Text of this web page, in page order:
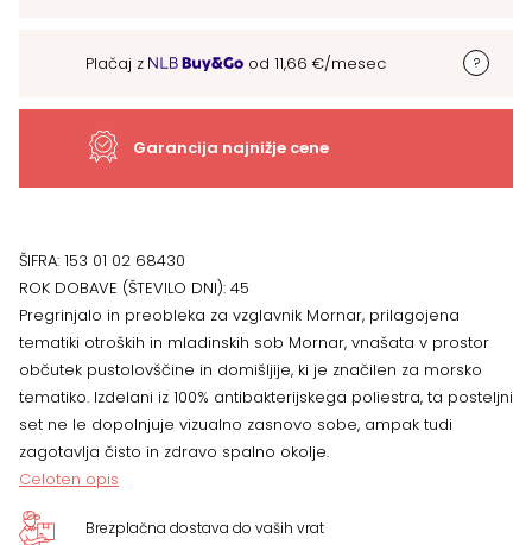
Plačaj z od 11,66 €/mesec
Garancija najnižje cene
ŠIFRA: 153 01 02 68430
ROK DOBAVE (ŠTEVILO DNI): 45
Pregrinjalo in preobleka za vzglavnik Mornar, prilagojena
tematiki otroških in mladinskih sob Mornar, vnašata v prostor
občutek pustolovščine in domišljije, ki je značilen za morsko
tematiko. Izdelani iz 100% antibakterijskega poliestra, ta posteljni
set ne le dopolnjuje vizualno zasnovo sobe, ampak tudi
zagotavlja čisto in zdravo spalno okolje.
Celoten opis
Brezplačna dostava do vaših vrat